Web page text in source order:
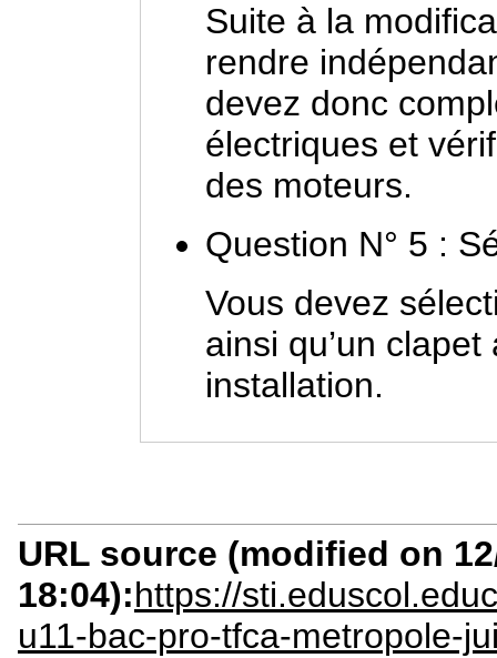
Suite à la
rendre
devez donc
électriques et
des moteurs.
Question N° 5 :
Vous devez
ainsi qu’un
installation.
URL source (modified on
18:04):https://
u11-bac-pro-tfca-metropole-